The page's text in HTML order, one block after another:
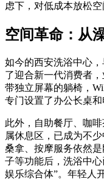
虑下，对低成本放松空
空间革命：从
如今的西安洗浴中心
了迎合新一代消费者
带独立屏幕的躺椅，
专门设置了办公长桌和
此外，自助餐厅、咖
属休息区，已成为不
桑拿、按摩服务依然
子等功能后，洗浴中
娱乐综合体”。年轻人